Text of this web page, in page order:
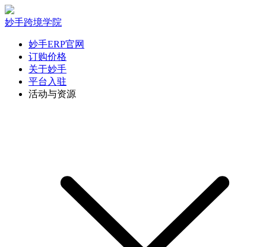
妙手跨境学院
妙手ERP官网
订购价格
关于妙手
平台入驻
活动与资源